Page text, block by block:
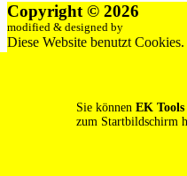
Sie können EK Tools
zum Startbildschirm
Copyright © 2026
modified & designed by
Nach
oben
Diese Website benutzt